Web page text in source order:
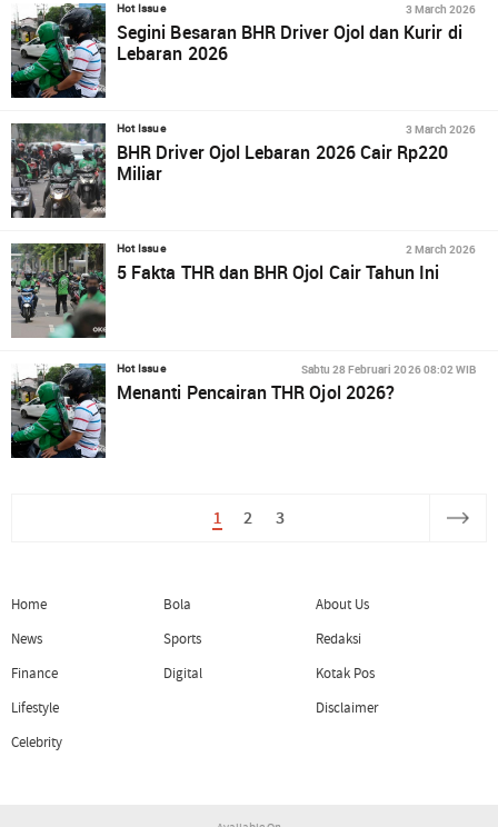
Hot Issue 3 March 2026
Segini Besaran BHR Driver Ojol dan Kurir di
Lebaran 2026
Hot Issue 3 March 2026
BHR Driver Ojol Lebaran 2026 Cair Rp220
Miliar
Hot Issue 2 March 2026
5 Fakta THR dan BHR Ojol Cair Tahun Ini
Hot Issue Sabtu 28 Februari 2026 08:02 WIB
Menanti Pencairan THR Ojol 2026?
1 2 3
Home
News
Finance
Lifestyle
Celebrity
Bola
Sports
Digital
About Us
Redaksi
Kotak Pos
Disclaimer